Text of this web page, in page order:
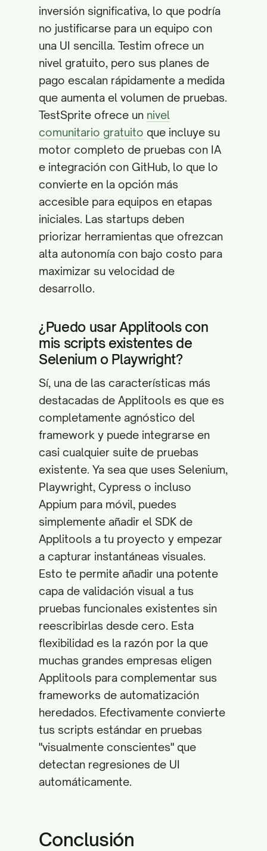
inversión significativa, lo que podría
no justificarse para un equipo con
una UI sencilla. Testim ofrece un
nivel gratuito, pero sus planes de
pago escalan rápidamente a medida
que aumenta el volumen de pruebas.
TestSprite ofrece un nivel
comunitario gratuito que incluye su
motor completo de pruebas con IA
e integración con GitHub, lo que lo
convierte en la opción más
accesible para equipos en etapas
iniciales. Las startups deben
priorizar herramientas que ofrezcan
alta autonomía con bajo costo para
maximizar su velocidad de
desarrollo.
¿Puedo usar Applitools con
mis scripts existentes de
Selenium o Playwright?
Sí, una de las características más
destacadas de Applitools es que es
completamente agnóstico del
framework y puede integrarse en
casi cualquier suite de pruebas
existente. Ya sea que uses Selenium,
Playwright, Cypress o incluso
Appium para móvil, puedes
simplemente añadir el SDK de
Applitools a tu proyecto y empezar
a capturar instantáneas visuales.
Esto te permite añadir una potente
capa de validación visual a tus
pruebas funcionales existentes sin
reescribirlas desde cero. Esta
flexibilidad es la razón por la que
muchas grandes empresas eligen
Applitools para complementar sus
frameworks de automatización
heredados. Efectivamente convierte
tus scripts estándar en pruebas
"visualmente conscientes" que
detectan regresiones de UI
automáticamente.
Conclusión